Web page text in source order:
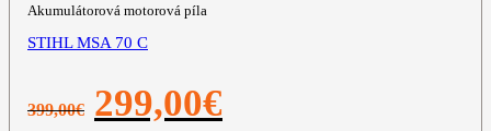
Akumulátorová motorová píla
STIHL MSA 70 C
399,00€
Pôvodná
cena
299,00€